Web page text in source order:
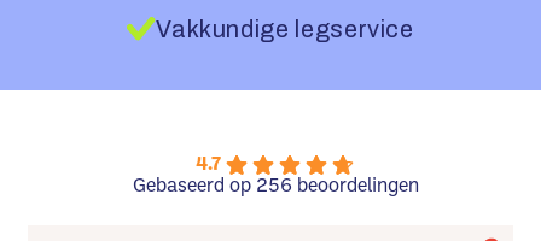
Vakkundige legservice
4.7
Gebaseerd op 256 beoordelingen